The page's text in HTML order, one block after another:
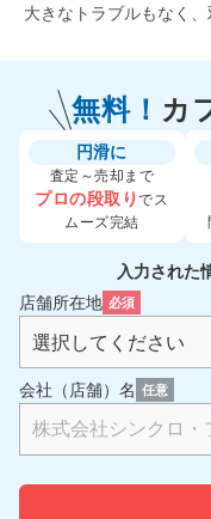
大きなトラブルもなく
無料！ カ
円滑に
査定～売却まで
プロの段取りでス
ムーズ完結
入力された
店舗所在地 必須
会社（店舗）名 任意